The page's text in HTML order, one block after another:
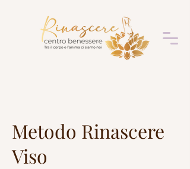
Metodo Rinascere
Viso